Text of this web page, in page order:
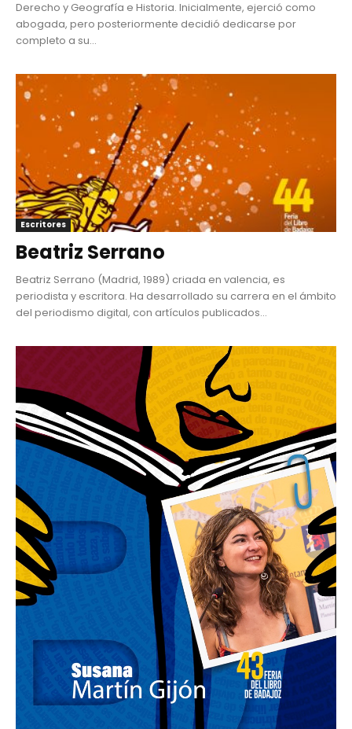
Derecho y Geografía e Historia. Inicialmente, ejerció como
abogada, pero posteriormente decidió dedicarse por
completo a su...
Escritores
Beatriz Serrano
Beatriz Serrano (Madrid, 1989) criada en valencia, es
periodista y escritora. Ha desarrollado su carrera en el ámbito
del periodismo digital, con artículos publicados...